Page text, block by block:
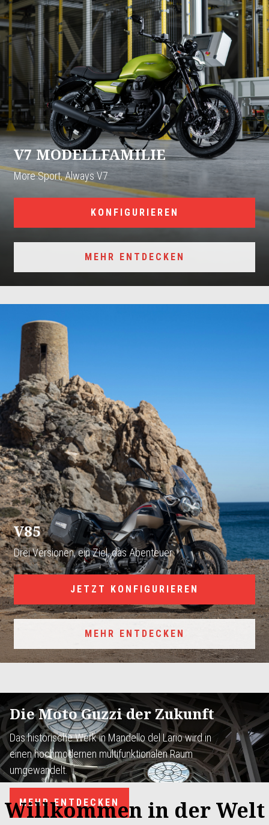
V7 MODELLFAMILIE
More Sport, Always V7
KONFIGURIEREN
MEHR ENTDECKEN
V85
Drei Versionen, ein Ziel, das Abenteuer
JETZT KONFIGURIEREN
MEHR ENTDECKEN
Die Moto Guzzi der Zukunft
Das historische Werk in Mandello del Lario wird in
einen hochmodernen multifunktionalen Raum
umgewandelt.
MEHR ENTDECKEN
Willkommen in der Welt